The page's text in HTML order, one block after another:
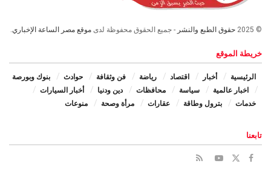
© 2025 حقوق الطبع والنشر - جميع الحقوق محفوظة لدى موقع مصر الساعة الإخباري.
خريطة الموقع
الرئيسية أخبار اقتصاد رياضة فن وثقافة حوادث
بنوك وبورصة
اخبار عالمية
سياسة محافظات دين ودنيا
أخبار السيارات
خدمات
بترول وطاقة عقارات مرأة وصحة منوعات
تابعنا